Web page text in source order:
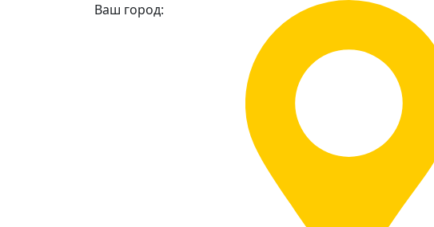
Ваш город: